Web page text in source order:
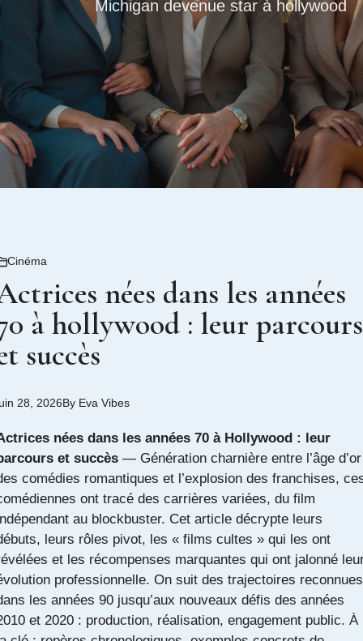
Michigan devenue star à hollywood
Cinéma
nées dans les années
à hollywood : leur parcours
succès
28, 2026By Eva Vibes
nées dans les années 70 à Hollywood : leur
et succès — Génération charnière entre l’âge d’or
comédies romantiques et l’explosion des franchises,
ont tracé des carrières variées, du film
au blockbuster. Cet article décrypte leurs
leurs rôles pivot, les « films cultes » qui les ont
et les récompenses marquantes qui ont jalonné
professionnelle. On suit des trajectoires reconnues
les années 90 jusqu’aux nouveaux défis des années
et 2020 : production, réalisation, engagement public. À